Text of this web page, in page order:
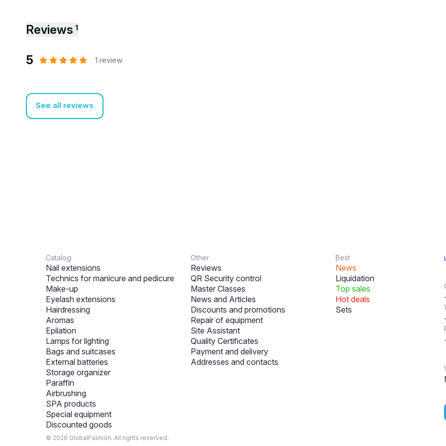
Reviews 1
5 1 review
See all reviews
Catalog
Nail extensions
Technics for manicure and pedicure
Make-up
Eyelash extensions
Hairdressing
Aromas
Epilation
Lamps for lighting
Bags and suitcases
External batteries
Storage organizer
Paraffin
Airbrushing
SPA products
Special equipment
Discounted goods
Other
Reviews
QR Security control
Master Classes
News and Articles
Discounts and promotions
Repair of equipment
Site Assistant
Quality Certificates
Payment and delivery
Addresses and contacts
Best
News
Liquidation
Top sales
Hot deals
Sets
© 2026 GlobalFashion. All rights reserved.